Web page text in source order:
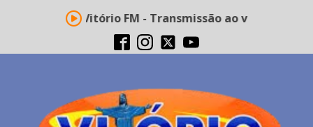
Rádio Vitório FM - Transmissão ao vivo